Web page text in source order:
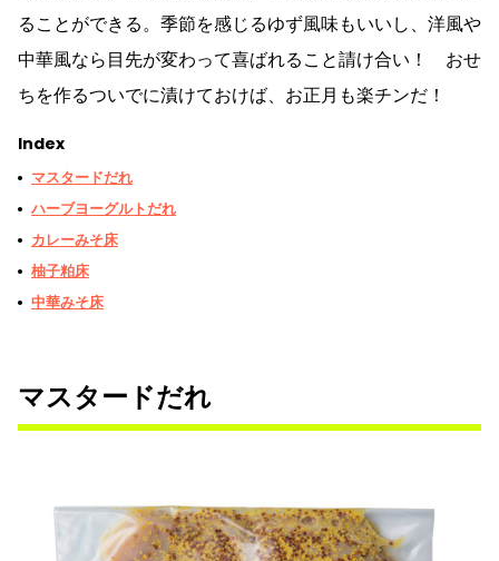
ることができる。季節を感じるゆず風味もいいし、洋風や
中華風なら目先が変わって喜ばれること請け合い！ おせ
ちを作るついでに漬けておけば、お正月も楽チンだ！
Index
マスタードだれ
ハーブヨーグルトだれ
カレーみそ床
柚子粕床
中華みそ床
マスタードだれ